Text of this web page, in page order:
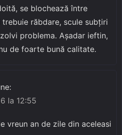
se blochează între
răbdare, scule subţiri
problema. Aşadar ieftin,
de foarte bună calitate.
la 12:55
vreun an de zile din aceleasi